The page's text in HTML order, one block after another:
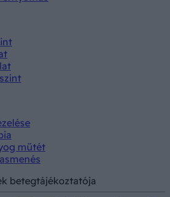
műtét
betegtájékoztatója